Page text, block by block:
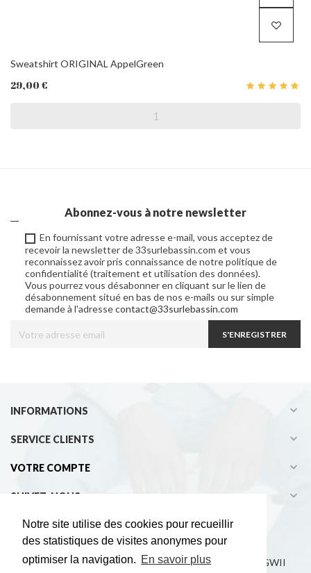
Notre site utilise des cookies pour recueillir
des statistiques de visites anonymes pour
optimiser la navigation. En savoir plus
Sweatshirt ORIGINAL AppelGreen
29,00 €
Abonnez-vous à notre newsletter
En fournissant votre adresse e-mail, vous acceptez de
recevoir la newsletter de 33surlebassin.com et vous
reconnaissez avoir pris connaissance de notre politique de
confidentialité (traitement et utilisation des données).
Vous pourrez vous désabonner en cliquant sur le lien de
désabonnement situé en bas de nos e-mails ou sur simple
demande à l'adressecontact@33surlebassin.com
S'ENREGISTRER
INFORMATIONS 
SERVICE CLIENTS 
VOTRE COMPTE 
SUIVEZ-NOUS 
Copyright © 2021 33° sur le bassin - Développement EGWII